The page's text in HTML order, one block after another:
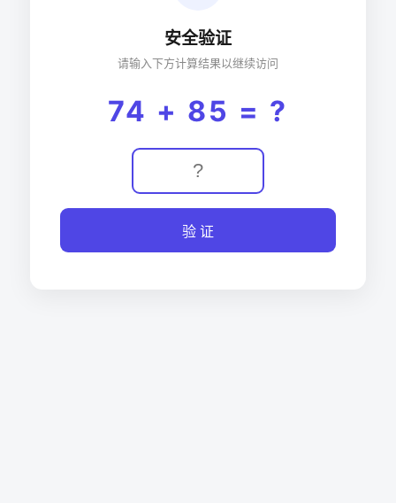
安全验证
请输入下方计算结果以继续访问
74 + 85 = ?
验 证